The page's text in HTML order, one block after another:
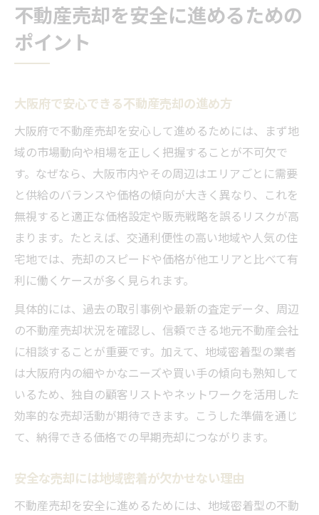
不動産売却を安全に進めるための
ポイント
大阪府で安心できる不動産売却の進め方
大阪府で不動産売却を安心して進めるためには、まず地
域の市場動向や相場を正しく把握することが不可欠で
す。なぜなら、大阪市内やその周辺はエリアごとに需要
と供給のバランスや価格の傾向が大きく異なり、これを
無視すると適正な価格設定や販売戦略を誤るリスクが高
まります。たとえば、交通利便性の高い地域や人気の住
宅地では、売却のスピードや価格が他エリアと比べて有
利に働くケースが多く見られます。
具体的には、過去の取引事例や最新の査定データ、周辺
の不動産売却状況を確認し、信頼できる地元不動産会社
に相談することが重要です。加えて、地域密着型の業者
は大阪府内の細やかなニーズや買い手の傾向も熟知して
いるため、独自の顧客リストやネットワークを活用した
効率的な売却活動が期待できます。こうした準備を通じ
て、納得できる価格での早期売却につながります。
安全な売却には地域密着が欠かせない理由
不動産売却を安全に進めるためには、地域密着型の不動